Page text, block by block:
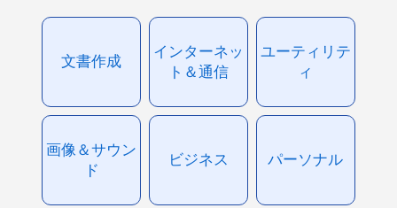
文書作成
インターネッ
ト＆通信
ユーティリテ
ィ
画像＆サウン
ド
ビジネス パーソナル